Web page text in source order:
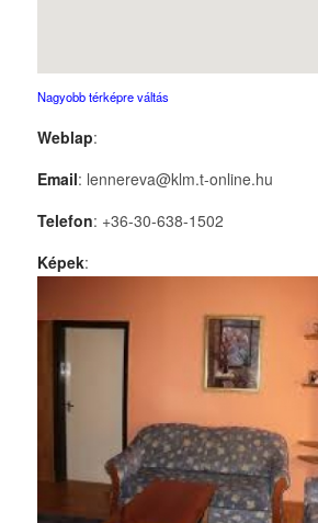
Nagyobb térképre váltás
Weblap:
Email: lennereva@klm.t-online.hu
Telefon: +36-30-638-1502
Képek: